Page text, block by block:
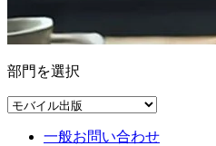
部門を選択
一般お問い合わせ